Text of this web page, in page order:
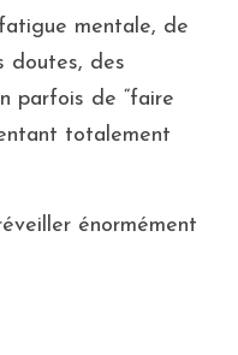
mentale, de
doutes, des
parfois de “faire
totalement
énormément